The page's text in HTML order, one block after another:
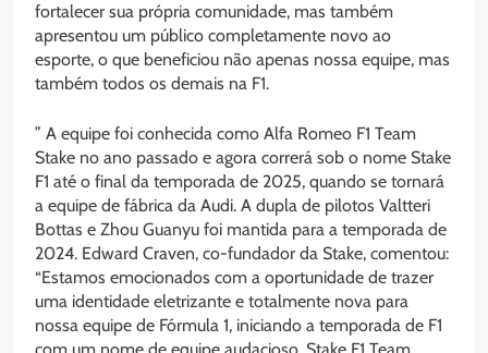
fortalecer sua própria comunidade, mas também
apresentou um público completamente novo ao
esporte, o que beneficiou não apenas nossa equipe, mas
também todos os demais na F1.
” A equipe foi conhecida como Alfa Romeo F1 Team
Stake no ano passado e agora correrá sob o nome Stake
F1 até o final da temporada de 2025, quando se tornará
a equipe de fábrica da Audi. A dupla de pilotos Valtteri
Bottas e Zhou Guanyu foi mantida para a temporada de
2024. Edward Craven, co-fundador da Stake, comentou:
“Estamos emocionados com a oportunidade de trazer
uma identidade eletrizante e totalmente nova para
nossa equipe de Fórmula 1, iniciando a temporada de F1